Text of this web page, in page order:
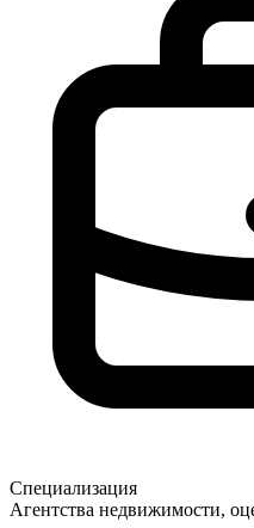
Специализация
Агентства недвижимости,